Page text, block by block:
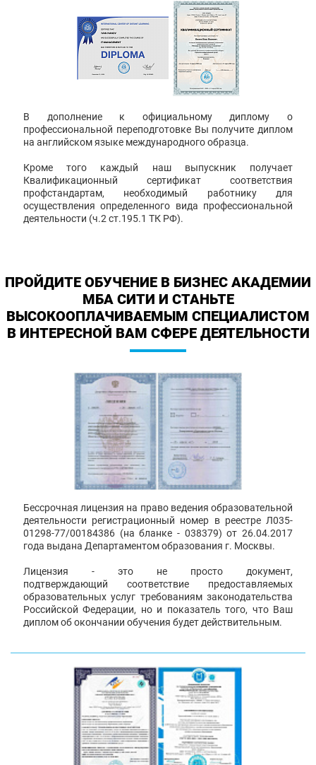
В дополнение к официальному диплому о
профессиональной переподготовке Вы получите диплом
на английском языке международного образца.
Кроме того каждый наш выпускник получает
Квалификационный сертификат соответствия
профстандартам, необходимый работнику для
осуществления определенного вида профессиональной
деятельности (ч.2 ст.195.1 ТК РФ).
ПРОЙДИТЕ ОБУЧЕНИЕ В БИЗНЕС АКАДЕМИИ
МБА СИТИ И СТАНЬТЕ
ВЫСОКООПЛАЧИВАЕМЫМ СПЕЦИАЛИСТОМ
В ИНТЕРЕСНОЙ ВАМ СФЕРЕ ДЕЯТЕЛЬНОСТИ
Бессрочная лицензия на право ведения образовательной
деятельности регистрационный номер в реестре Л035-
01298-77/00184386 (на бланке - 038379) от 26.04.2017
года выдана Департаментом образования г. Москвы.
Лицензия - это не просто документ,
подтверждающий соответствие предоставляемых
образовательных услуг требованиям законодательства
Российской Федерации, но и показатель того, что Ваш
диплом об окончании обучения будет действительным.